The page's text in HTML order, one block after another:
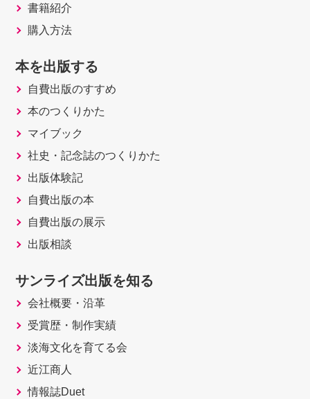
書籍紹介
購入方法
本を出版する
自費出版のすすめ
本のつくりかた
マイブック
社史・記念誌のつくりかた
出版体験記
自費出版の本
自費出版の展示
出版相談
サンライズ出版を知る
会社概要・沿革
受賞歴・制作実績
淡海文化を育てる会
近江商人
情報誌Duet